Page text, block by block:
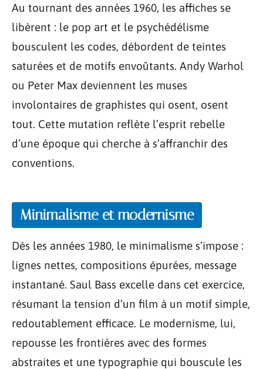
Au tournant des années 1960, les affiches se
libèrent : le pop art et le psychédélisme
bousculent les codes, débordent de teintes
saturées et de motifs envoûtants. Andy Warhol
ou Peter Max deviennent les muses
involontaires de graphistes qui osent, osent
tout. Cette mutation reflète l’esprit rebelle
d’une époque qui cherche à s’affranchir des
conventions.
Minimalisme et modernisme
Dès les années 1980, le minimalisme s’impose :
lignes nettes, compositions épurées, message
instantané. Saul Bass excelle dans cet exercice,
résumant la tension d’un film à un motif simple,
redoutablement efficace. Le modernisme, lui,
repousse les frontières avec des formes
abstraites et une typographie qui bouscule les